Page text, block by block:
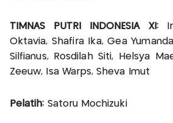
TIMNAS PUTRI INDONESIA XI:
Oktavia, Shafira Ika, Gea
Silfianus, Rosdilah Siti, Helsya
Zeeuw, Isa Warps, Sheva Imut
Pelatih: Satoru Mochizuki